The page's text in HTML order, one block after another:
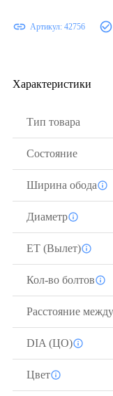
Артикул: 42756
Характеристики
Тип товара
Состояние
Ширина обода
Диаметр
ЕТ (Вылет)
Кол-во болтов
Расстояние
DIA (ЦО)
Цвет